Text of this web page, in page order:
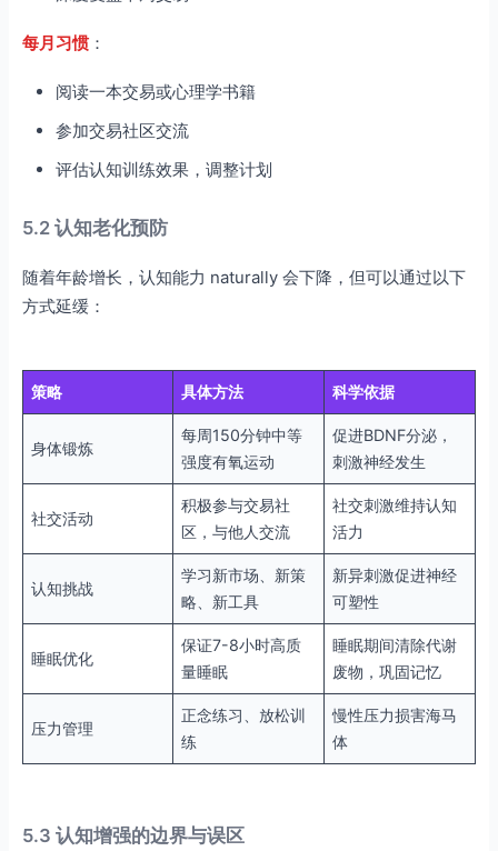
每月习惯 ：
阅读一本交易或心理学书籍
参加交易社区交流
评估认知训练效果，调整计划
5.2 认知老化预防
随着年龄增长，认知能力 naturally 会下降，但可以通过以下
方式延缓：
策略 具体方法 科学依据
身体锻炼
每周150分钟中等
强度有氧运动
促进BDNF分泌，
刺激神经发生
社交活动
积极参与交易社
区，与他人交流
社交刺激维持认知
活力
认知挑战
学习新市场、新策
略、新工具
新异刺激促进神经
可塑性
睡眠优化
保证7-8小时高质
量睡眠
睡眠期间清除代谢
废物，巩固记忆
压力管理
正念练习、放松训
练
慢性压力损害海马
体
5.3 认知增强的边界与误区